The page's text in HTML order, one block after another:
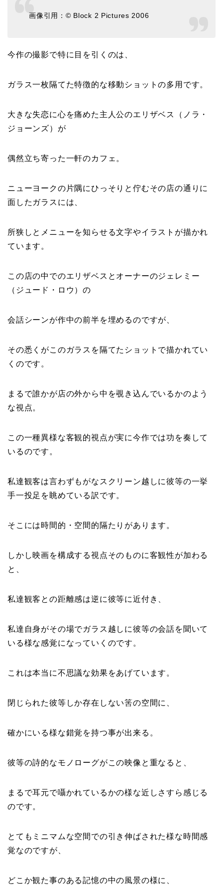
画像引用：© Block 2 Pictures 2006
今作の撮影で特に目を引くのは、
ガラス一枚隔てた特徴的な移動ショットの多用です。
大きな失恋に心を痛めた主人公のエリザベス（ノラ・
ジョーンズ）が
偶然立ち寄った一軒のカフェ。
ニューヨークの片隅にひっそりと佇むその店の通りに
面したガラスには、
所狭しとメニューを知らせる文字やイラストが描かれ
ています。
この店の中でのエリザベスとオーナーのジェレミー
（ジュード・ロウ）の
会話シーンが作中の前半を埋めるのですが、
その悉くがこのガラスを隔てたショットで描かれてい
くのです。
まるで誰かが店の外から中を覗き込んでいるかのよう
な視点。
この一種異様な客観的視点が実に今作では功を奏して
いるのです。
私達観客は言わずもがなスクリーン越しに彼等の一挙
手一投足を眺めている訳です。
そこには時間的・空間的隔たりがあります。
しかし映画を構成する視点そのものに客観性が加わる
と、
私達観客との距離感は逆に彼等に近付き、
私達自身がその場でガラス越しに彼等の会話を聞いて
いる様な感覚になっていくのです。
これは本当に不思議な効果をあげています。
閉じられた彼等しか存在しない筈の空間に、
確かにいる様な錯覚を持つ事が出来る。
彼等の詩的なモノローグがこの映像と重なると、
まるで耳元で囁かれているかの様な近しさすら感じる
のです。
とてもミニマムな空間での引き伸ばされた様な時間感
覚なのですが、
どこか観た事のある記憶の中の風景の様に、